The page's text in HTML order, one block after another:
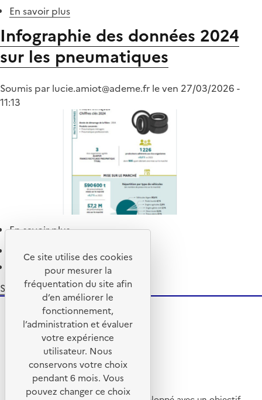
En savoir plus
clés
2024
:
infographies
par
filière
sont
Infographie des données 2024
sur les pneumatiques
Soumis par lucie.amiot@ademe.fr leven 27/03/2026 -
11:13
En savoir plussur
des
données
2024
sur
les
pneumatiques
Pagination
Page 1
suivante
S'abonner à Pneumatiques
Ce site utilise des cookies
pour mesurer la
fréquentation du site afin
d’en améliorer le
fonctionnement,
l’administration et évaluer
votre expérience
utilisateur. Nous
conservons votre choix
pendant 6 mois. Vous
pouvez changer ce choix